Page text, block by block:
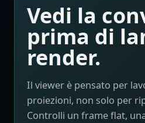
Vedi la
prima di
render.
Il viewer è pensato per
proiezioni, non solo per
Controlli un frame flat,